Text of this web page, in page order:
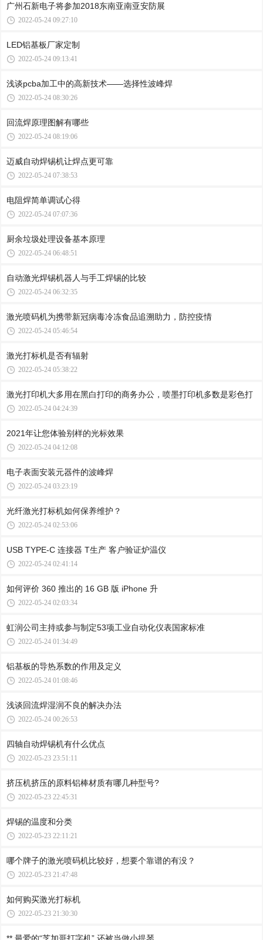
广州石新电子将参加2018东南亚南亚安防展
2022-05-24 09:27:10
LED铝基板厂家定制
2022-05-24 09:13:41
浅谈pcba加工中的高新技术——选择性波峰焊
2022-05-24 08:30:26
回流焊原理图解有哪些
2022-05-24 08:19:06
迈威自动焊锡机让焊点更可靠
2022-05-24 07:38:53
电阻焊简单调试心得
2022-05-24 07:07:36
厨余垃圾处理设备基本原理
2022-05-24 06:48:51
自动激光焊锡机器人与手工焊锡的比较
2022-05-24 06:32:35
激光喷码机为携带新冠病毒冷冻食品追溯助力，防控疫情
2022-05-24 05:46:54
激光打标机是否有辐射
2022-05-24 05:38:22
激光打印机大多用在黑白打印的商务办公，喷墨打印机多数是彩色打
2022-05-24 04:24:39
2021年让您体验别样的光标效果
2022-05-24 04:12:08
电子表面安装元器件的波峰焊
2022-05-24 03:23:19
光纤激光打标机如何保养维护？
2022-05-24 02:53:06
USB TYPE-C 连接器 T生产 客户验证炉温仪
2022-05-24 02:41:14
如何评价 360 推出的 16 GB 版 iPhone 升
2022-05-24 02:03:34
虹润公司主持或参与制定53项工业自动化仪表国家标准
2022-05-24 01:34:49
铝基板的导热系数的作用及定义
2022-05-24 01:08:46
浅谈回流焊湿润不良的解决办法
2022-05-24 00:26:53
四轴自动焊锡机有什么优点
2022-05-23 23:51:11
挤压机挤压的原料铝棒材质有哪几种型号?
2022-05-23 22:45:31
焊锡的温度和分类
2022-05-23 22:11:21
哪个牌子的激光喷码机比较好，想要个靠谱的有没？
2022-05-23 21:47:48
如何购买激光打标机
2022-05-23 21:30:30